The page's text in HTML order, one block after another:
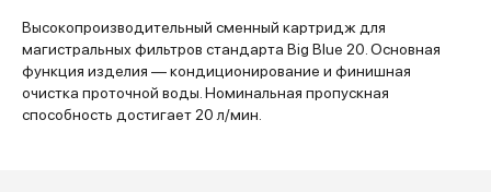
Высокопроизводительный сменный картридж для
магистральных фильтров стандарта Big Blue 20. Основная
функция изделия — кондиционирование и финишная
очистка проточной воды. Номинальная пропускная
способность достигает 20 л/мин.